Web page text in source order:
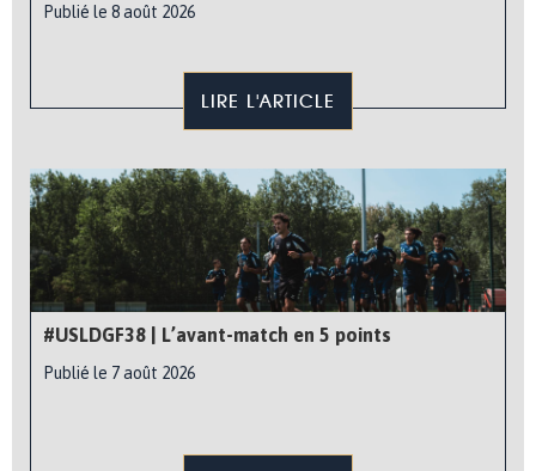
Publié le 8 août 2026
LIRE L'ARTICLE
#USLDGF38 | L’avant-match en 5 points
Publié le 7 août 2026